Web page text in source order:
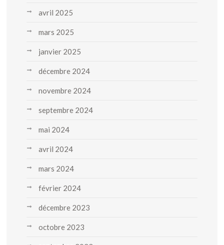
avril 2025
mars 2025
janvier 2025
décembre 2024
novembre 2024
septembre 2024
mai 2024
avril 2024
mars 2024
février 2024
décembre 2023
octobre 2023